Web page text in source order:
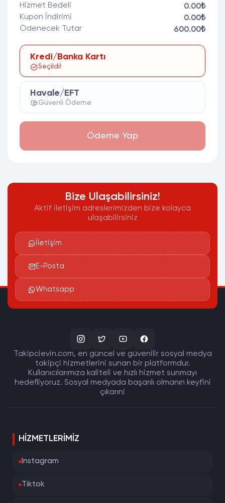
Hizmet Bedeli
0.00₺
Kupon İndirimi
0.00₺
Ödenecek Tutar
600.00₺
Kredi/Banka Kartı
Seçildi!
Havale/EFT
Güvenli Ödeme
Ödeme Yap
Bize Ulaşabilirsiniz!
Aktif iletişim adreslerimizden bize kolayca
ulaşabilirsiniz
İletişim
E-Posta
Whatsapp
Takipcievin.com, en güncel ve güvenilir sosyal medya
takipçi hizmetlerini sunan bir platformdur.
Kullanıcılarımıza kaliteli ve hızlı hizmet sunmayı
hedefliyoruz. Sosyal medyada başarılı olmanın keyfini
çıkarın!
HIZMETLERIMIZ
Instagram
Tiktok